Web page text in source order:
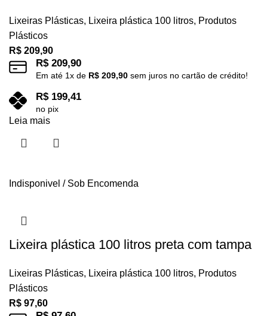
Lixeiras Plásticas, Lixeira plástica 100 litros, Produtos
Plásticos
R$ 209,90
R$209,90
Em até 1x de R$ 209,90 sem juros no cartão de crédito!
R$199,41
no pix
Leia mais
Indisponivel / Sob Encomenda
Lixeira plástica 100 litros preta com tampa
Lixeiras Plásticas, Lixeira plástica 100 litros, Produtos
Plásticos
R$ 97,60